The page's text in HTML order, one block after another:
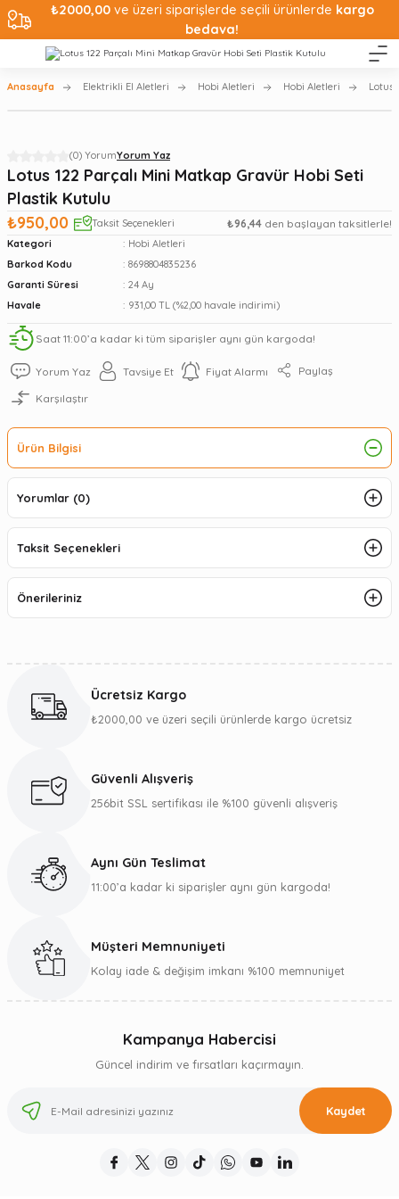
₺2000,00ve üzeri siparişlerde seçili ürünlerde kargo
bedava!
Anasayfa Elektrikli El Aletleri Hobi Aletleri Hobi Aletleri Lotus
(0) YorumYorum Yaz
Lotus 122 Parçalı Mini Matkap Gravür Hobi Seti
Plastik Kutulu
₺950,00
Taksit Seçenekleri ₺96,44 den başlayan taksitlerle!
Kategori
Hobi Aletleri
Barkod Kodu
8698804835236
Garanti Süresi
24 Ay
Havale
931,00 TL (%2,00 havale indirimi)
Saat 11:00’a kadar ki tüm siparişler aynı gün kargoda!
Yorum Yaz Tavsiye Et Fiyat Alarmı Paylaş
Karşılaştır
Ürün Bilgisi
Yorumlar (0)
Taksit Seçenekleri
Önerileriniz
Ücretsiz Kargo
₺2000,00 ve üzeri seçili ürünlerde kargo ücretsiz
Güvenli Alışveriş
256bit SSL sertifikası ile %100 güvenli alışveriş
Aynı Gün Teslimat
11:00’a kadar ki siparişler aynı gün kargoda!
Müşteri Memnuniyeti
Kolay iade & değişim imkanı %100 memnuniyet
Kampanya Habercisi
Güncel indirim ve fırsatları kaçırmayın.
Kaydet